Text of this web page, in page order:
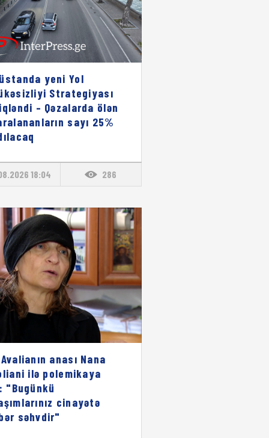
yeni Yol
Strategiyası
– Qəzalarda ölən
sayı 25%
18:04 286
anası Nana
ilə polemikaya
"Bugünkü
cinayətə
səhvdir"